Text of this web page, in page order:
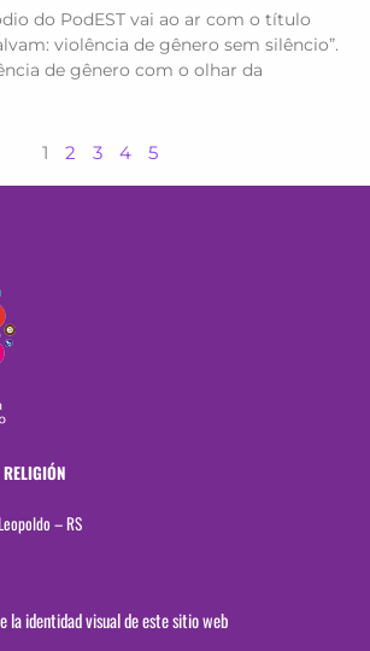
do PodEST vai ao ar com o título
violência de gênero sem silêncio”.
de gênero com o olhar da
1 2 3 4 5
– RS
la identidad visual de este sitio web